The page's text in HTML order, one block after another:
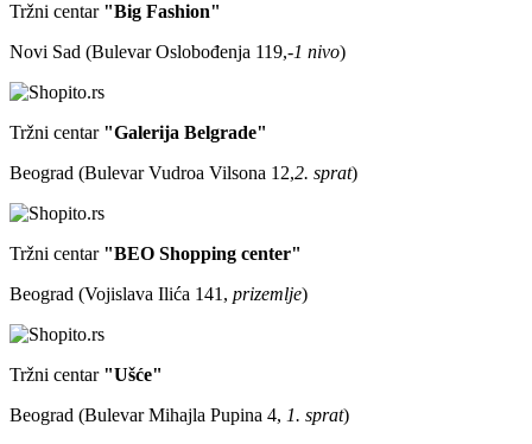
Tržni centar "Big Fashion"
Novi Sad (Bulevar Oslobođenja 119,-1 nivo)
Tržni centar "Galerija Belgrade"
Beograd (Bulevar Vudroa Vilsona 12,2. sprat)
Tržni centar "BEO Shopping center"
Beograd (Vojislava Ilića 141, prizemlje)
Tržni centar "Ušće"
Beograd (Bulevar Mihajla Pupina 4, 1. sprat)